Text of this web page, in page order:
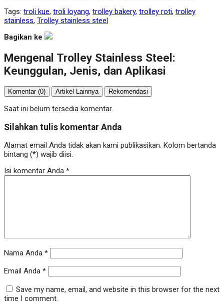
Tags: troli kue, troli loyang, trolley bakery, trolley roti, trolley
stainless, Trolley stainless steel
Bagikan ke
Mengenal Trolley Stainless Steel:
Keunggulan, Jenis, dan Aplikasi
Komentar (0) Artikel Lainnya Rekomendasi
Saat ini belum tersedia komentar.
Silahkan tulis komentar Anda
Alamat email Anda tidak akan kami publikasikan. Kolom bertanda
bintang (*) wajib diisi.
Isi komentar Anda *
Nama Anda *
Email Anda *
Save my name, email, and website in this browser for the next
time I comment.